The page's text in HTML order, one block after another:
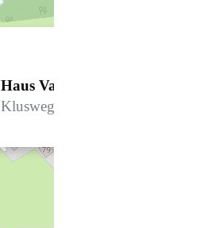
Haus Valpun 7
Klusweg 5, 7250 Klosters